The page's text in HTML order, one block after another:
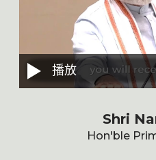
播放
Shri
Hon'ble